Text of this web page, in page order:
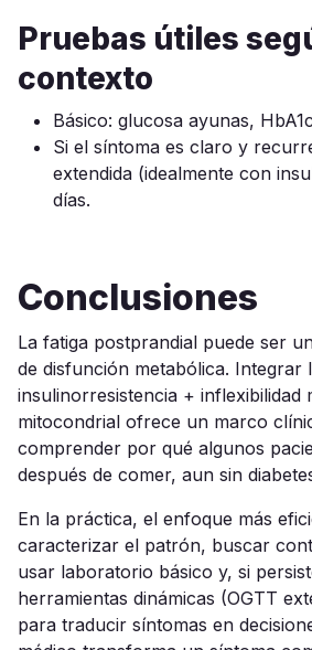
Pruebas útiles
contexto
Básico: glucosa ayunas,
Si el síntoma es claro y
extendida (idealmente con
días.
Conclusiones
La fatiga postprandial puede ser
de disfunción metabólica. Integrar
insulinorresistencia + inflexibilidad
mitocondrial ofrece un marco
comprender por qué algunos
después de comer, aun sin
En la práctica, el enfoque más
caracterizar el patrón, buscar
usar laboratorio básico y, si
herramientas dinámicas (OGTT
para traducir síntomas en